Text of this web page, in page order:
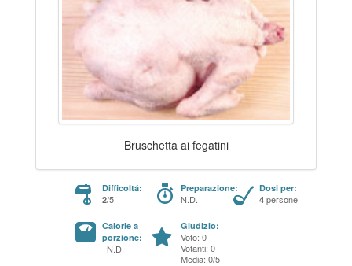
Bruschetta ai fegatini
Difficoltá:
2/5
Preparazione:
N.D.
Dosi per:
4 persone
Calorie a
porzione:
N.D.
Giudizio:
Voto: 0
Votanti: 0
Media: 0/5